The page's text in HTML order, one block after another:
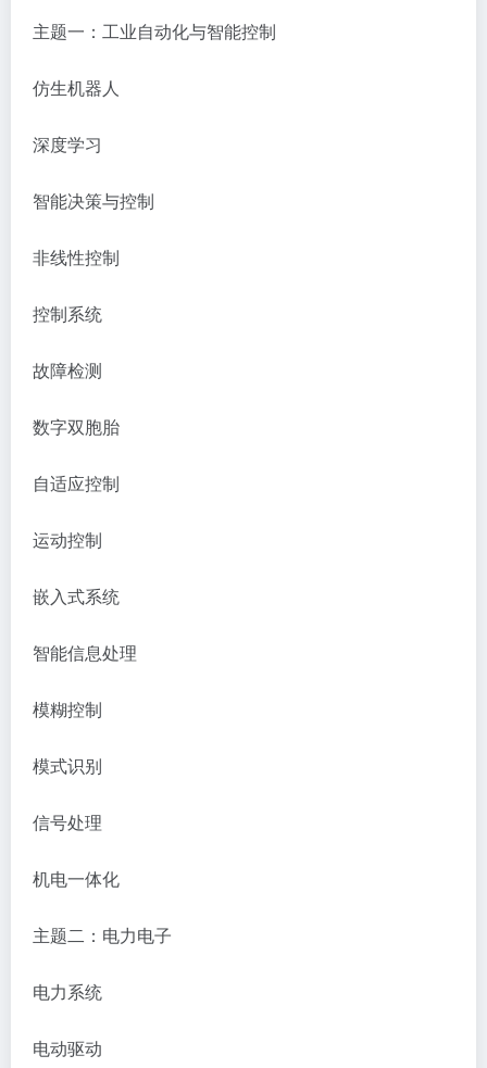
主题一：工业自动化与智能控制
仿生机器人
深度学习
智能决策与控制
非线性控制
控制系统
故障检测
数字双胞胎
自适应控制
运动控制
嵌入式系统
智能信息处理
模糊控制
模式识别
信号处理
机电一体化
主题二：电力电子
电力系统
电动驱动